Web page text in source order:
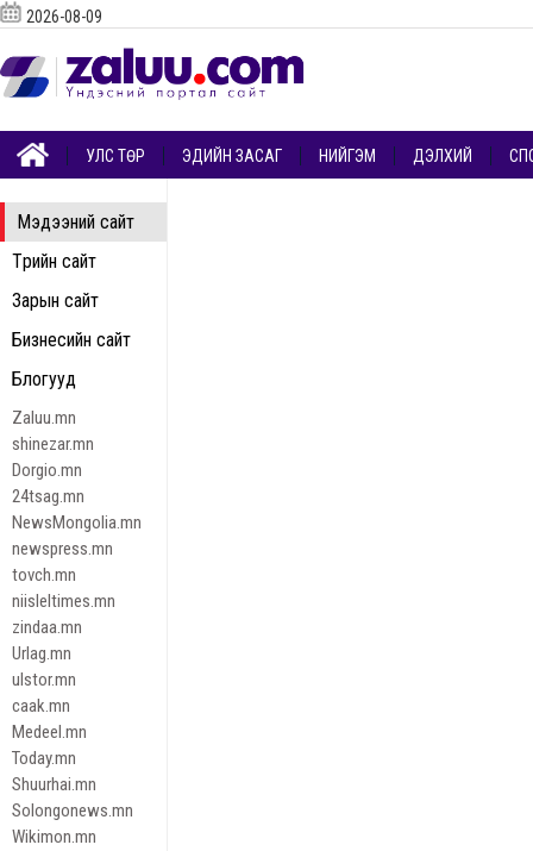
Мэдээний сайт
Төрийн сайт
Зарын сайт
Бизнесийн сайт
Блогууд
Zaluu.mn
shinezar.mn
Dorgio.mn
24tsag.mn
NewsMongolia.mn
newspress.mn
tovch.mn
niisleltimes.mn
zindaa.mn
Urlag.mn
ulstor.mn
caak.mn
Medeel.mn
Today.mn
Shuurhai.mn
Solongonews.mn
Wikimon.mn
2026-08-09
УЛС ТӨР ЭДИЙН ЗАСАГ НИЙГЭМ ДЭЛХИЙ